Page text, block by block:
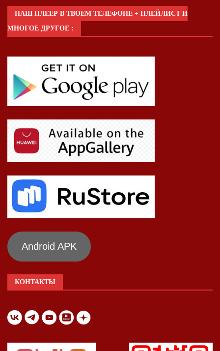
НАШ ПЛЕЕР В ТВОЕМ ТЕЛЕФОНЕ + ПЛЕЙЛИСТ И
МНОГОЕ ДРУГОЕ :
Android APK
КОНТАКТЫ